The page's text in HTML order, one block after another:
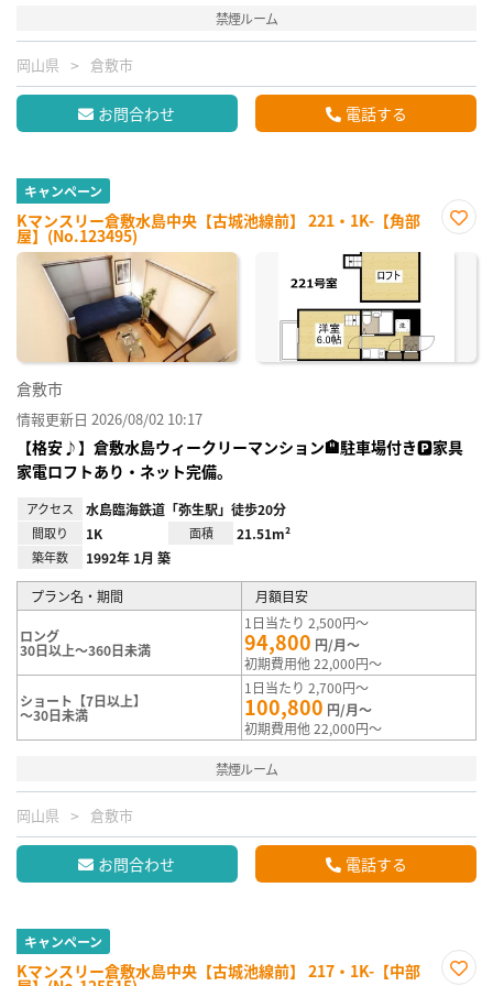
禁煙ルーム
岡山県 倉敷市
お問合わせ 電話する
キャンペーン
Kマンスリー倉敷水島中央【古城池線前】 221・1K-【角部
屋】(No.123495)
に入
倉敷市
情報更新日 2026/08/02 10:17
【格安♪】倉敷水島ウィークリーマンション🏨駐車場付き🅿家具
家電ロフトあり・ネット完備。
アクセス 水島臨海鉄道「弥生駅」徒歩20分
間取り 1K 面積 21.51m²
築年数 1992年 1月 築
プラン名・期間 月額目安
ロング
30日以上～360日未満
1日当たり 2,500円～
94,800 円/月～
初期費用他 22,000円～
ショート【7日以上】
～30日未満
1日当たり 2,700円～
100,800 円/月～
初期費用他 22,000円～
禁煙ルーム
岡山県 倉敷市
お問合わせ 電話する
キャンペーン
Kマンスリー倉敷水島中央【古城池線前】 217・1K-【中部